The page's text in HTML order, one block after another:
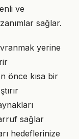
ve
sağlar.
yerine
önce kısa bir
sağlar
hedeflerinize